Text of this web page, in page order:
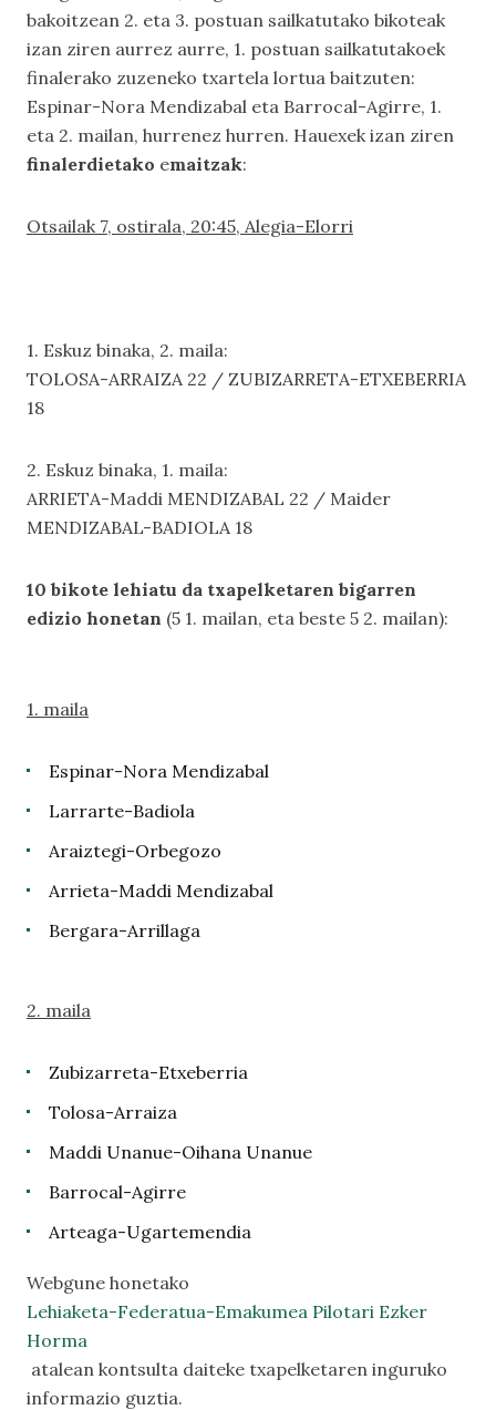
bakoitzean 2. eta 3. postuan sailkatutako bikoteak
izan ziren aurrez aurre, 1. postuan sailkatutakoek
finalerako zuzeneko txartela lortua baitzuten:
Espinar-Nora Mendizabal eta Barrocal-Agirre, 1.
eta 2. mailan, hurrenez hurren. Hauexek izan ziren
finalerdietako emaitzak:
Otsailak 7, ostirala, 20:45, Alegia-Elorri
1. Eskuz binaka, 2. maila:
TOLOSA-ARRAIZA 22 / ZUBIZARRETA-ETXEBERRIA
18
2. Eskuz binaka, 1. maila:
ARRIETA-Maddi MENDIZABAL 22 / Maider
MENDIZABAL-BADIOLA 18
10 bikote lehiatu da txapelketaren bigarren
edizio honetan (5 1. mailan, eta beste 5 2. mailan):
1. maila
Espinar-Nora Mendizabal
Larrarte-Badiola
Araiztegi-Orbegozo
Arrieta-Maddi Mendizabal
Bergara-Arrillaga
2. maila
Zubizarreta-Etxeberria
Tolosa-Arraiza
Maddi Unanue-Oihana Unanue
Barrocal-Agirre
Arteaga-Ugartemendia
Webgune honetako
Lehiaketa-Federatua-Emakumea Pilotari Ezker
Horma
atalean kontsulta daiteke txapelketaren inguruko
informazio guztia.